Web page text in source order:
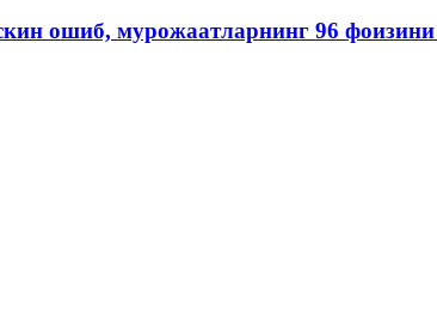
ошиб, мурожаатларнинг 96